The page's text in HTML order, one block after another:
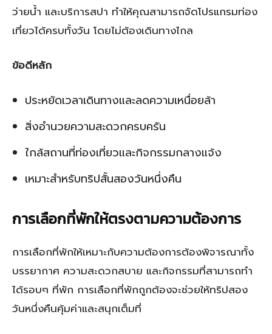
ว่ายน้ำ และบริการสปา ทำให้คุณสามารถจัดโปรแกรมท่อง
เที่ยวได้ครบทั้งวัน โดยไม่ต้องเดินทางไกล
ข้อดีหลัก
ประหยัดเวลาเดินทางและลดความเหนื่อยล้า
สิ่งอำนวยความสะดวกครบครัน
ใกล้สถานที่ท่องเที่ยวและกิจกรรมกลางแจ้ง
เหมาะสำหรับทริปสั้นสองวันหนึ่งคืน
การเลือกที่พักให้ตรงตามความต้องการ
การเลือกที่พักให้เหมาะกับความต้องการต้องพิจารณาทั้ง
บรรยากาศ ความสะดวกสบาย และกิจกรรมที่สามารถทำ
ได้รอบๆ ที่พัก การเลือกที่พักถูกต้องจะช่วยให้ทริปสอง
วันหนึ่งคืนคุ้มค่าและสนุกเต็มที่